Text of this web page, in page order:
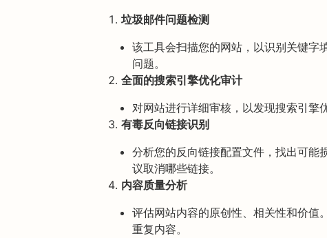
垃圾邮件问题检测
该工具会扫描您的网站，以识别关键字
问题。
全面的搜索引擎优化审计
对网站进行详细审核，以发现搜索引擎
有毒反向链接识别
分析您的反向链接配置文件，找出可能
议取消哪些链接。
内容质量分析
评估网站内容的原创性、相关性和价值
重复内容。